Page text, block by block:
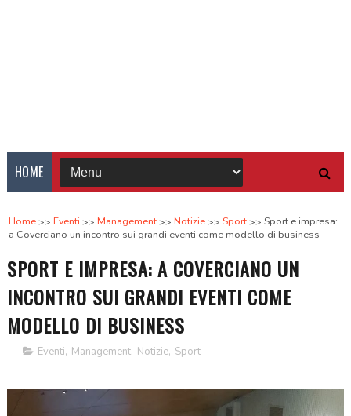
HOME
Home Eventi Management Notizie Sport
Sport e impresa:
a Coverciano un incontro sui grandi eventi come modello di business
SPORT E IMPRESA: A COVERCIANO UN
INCONTRO SUI GRANDI EVENTI COME
MODELLO DI BUSINESS
Eventi, Management, Notizie, Sport